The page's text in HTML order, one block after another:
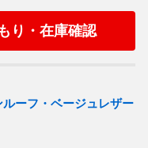
り・在庫確認
ーフ・ベージュレザー